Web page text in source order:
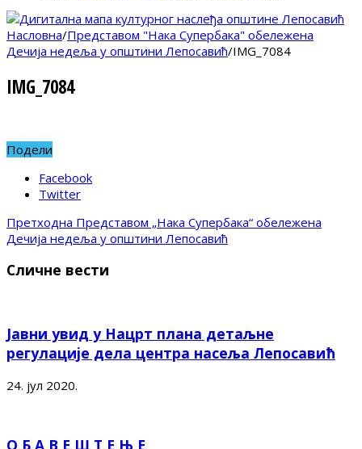
Насловна/Представом "Нака Супербака" обележена
Дечија недеља у општини Лепосавић/IMG_7084
IMG_7084
Подели
Facebook
Twitter
Претходна Представом „Нака Супербака“ обележена
Дечија недеља у општини Лепосавић
Сличне вести
Јавни увид у Нацрт плана детаљне
регулације дела центра насеља Лепосавић
24. јул 2020.